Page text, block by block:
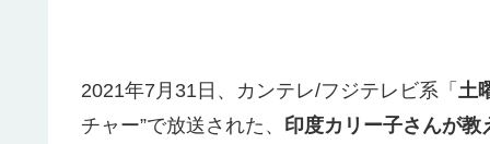
2021年7月31日、カンテレ/フジテレビ系「 土
チャー”で放送された、 印度カリー子さんが教